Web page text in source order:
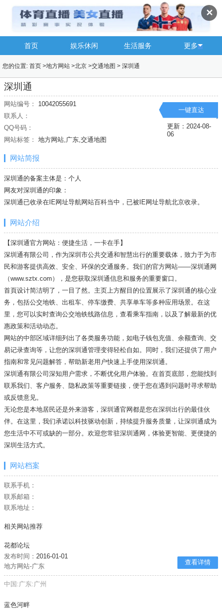
✕
首页 娱乐休闲 生活服务 更多
您的位置: 首页 >地方网站 >北京 >交通地图 > 深圳通
深圳通
网站编号：
10042055691
联系人：
QQ号码：
网站标签： 地方网站,广东,交通地图
一键直达
更新：2024-08-
06
网站简报
深圳通的备案主体是：个人
网友对深圳通的印象：
深圳通已收录在IE网址导航网站百科当中，已被IE网址导航北京收录。
网站介绍
【深圳通官方网站：便捷生活，一卡在手】
深圳通有限公司，作为深圳市公共交通和智慧出行的重要载体，致力于为市
民和游客提供高效、安全、环保的交通服务。我们的官方网站——深圳通网
（www.sztx.com），是您获取深圳通信息和服务的重要窗口。
首頁设计简洁明了，一目了然。主页上方醒目的位置展示了深圳通的核心业
务，包括公交地铁、出租车、停车缴费、共享单车等多种应用场景。在这
里，您可以实时查询公交地铁线路信息，查看乘车指南，以及了解最新的优
惠政策和活动动态。
网站的中部区域详细列出了各类服务功能，如电子钱包充值、余额查询、交
易记录查询等，让您的深圳通管理变得轻松自如。同时，我们还提供了用户
指南和常见问题解答，帮助新老用户快速上手使用深圳通。
深圳通有限公司深知用户需求，不断优化用户体验。在首页底部，您能找到
联系我们、客户服务、隐私政策等重要链接，便于您在遇到问题时寻求帮助
或反馈意见。
无论您是本地居民还是外来游客，深圳通官网都是您在深圳出行的最佳伙
伴。在这里，我们承诺以科技驱动创新，持续提升服务质量，让深圳通成为
您生活中不可或缺的一部分。欢迎您常驻深圳通网，体验更智能、更便捷的
深圳生活方式。
网站档案
联系手机：
联系邮箱：
联系地址：
相关网站推荐
花都论坛
发布时间：2016-01-01
地方网站-广东
查看详情
中国:广东:广州
蓝色河畔